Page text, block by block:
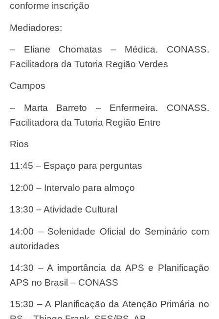
conforme inscrição
Mediadores:
– Eliane Chomatas – Médica. CONASS.
Facilitadora da Tutoria Região Verdes
Campos
– Marta Barreto – Enfermeira. CONASS.
Facilitadora da Tutoria Região Entre
Rios
11:45 – Espaço para perguntas
12:00 – Intervalo para almoço
13:30 – Atividade Cultural
14:00 – Solenidade Oficial do Seminário com
autoridades
14:30 – A importância da APS e Planificação
APS no Brasil – CONASS
15:30 – A Planificação da Atenção Primária no